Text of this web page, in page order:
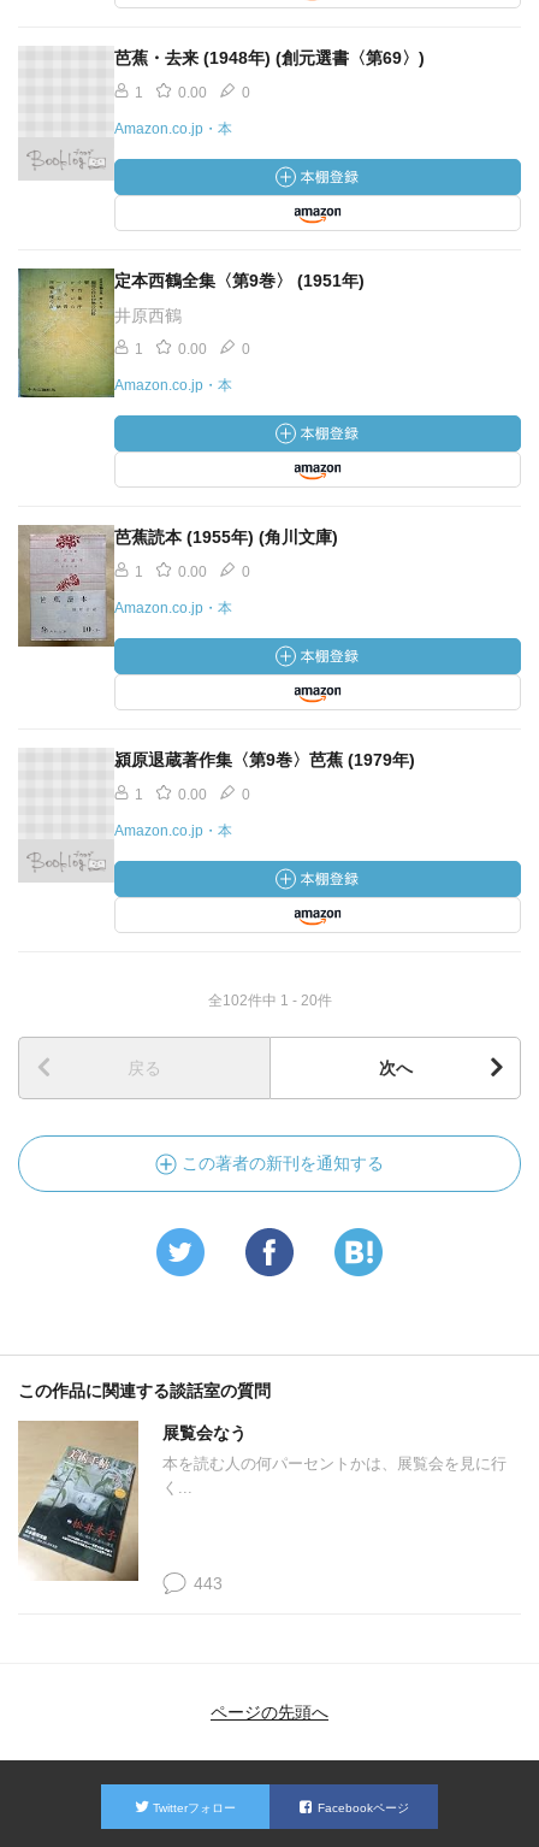
芭蕉・去来 (1948年) (創元選書〈第69〉)
1 0.00 0
Amazon.co.jp・本
定本西鶴全集〈第9巻〉 (1951年)
井原西鶴
1 0.00 0
Amazon.co.jp・本
芭蕉読本 (1955年) (角川文庫)
1 0.00 0
Amazon.co.jp・本
潁原退蔵著作集〈第9巻〉芭蕉 (1979年)
1 0.00 0
Amazon.co.jp・本
全102件中 1 - 20件
戻る 次へ
この著者の新刊を通知する
この作品に関連する談話室の質問
展覧会なう
本を読む人の何パーセントかは、展覧会を見に行
く...
443
ページの先頭へ
Twitterフォロー Facebookページ